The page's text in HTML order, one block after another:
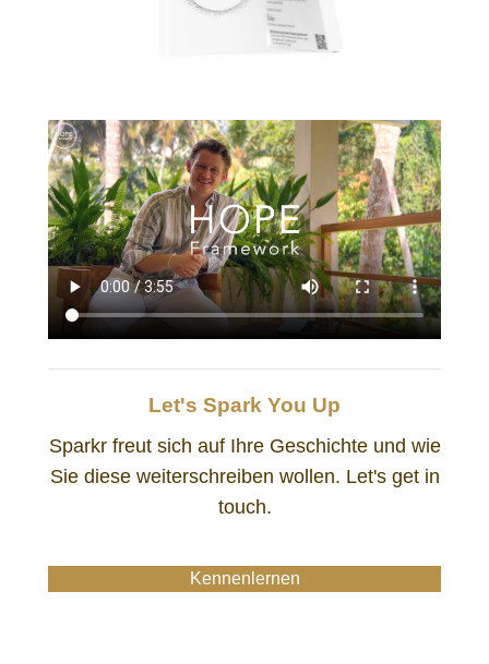
Let's Spark You Up
Sparkr freut sich auf Ihre Geschichte und wie
Sie diese weiterschreiben wollen. Let's get in
touch.
Kennenlernen